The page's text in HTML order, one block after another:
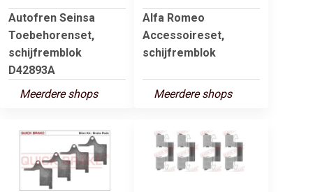
Autofren Seinsa
Toebehorenset,
schijfremblok
D42893A
Meerdere shops
Alfa Romeo
Accessoireset,
schijfremblok
Meerdere shops